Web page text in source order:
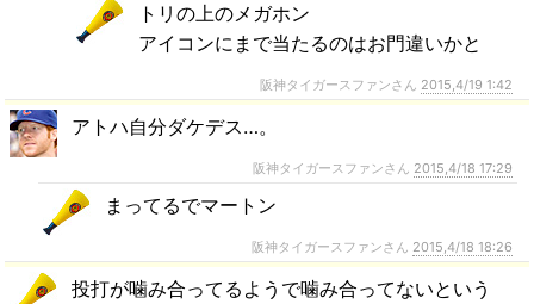
トリの上のメガホン
アイコンにまで当たるのはお門違いかと
阪神タイガースファンさん 2015,4/19 1:42
アトハ自分ダケデス…。
阪神タイガースファンさん 2015,4/18 17:29
まってるでマートン
阪神タイガースファンさん 2015,4/18 18:26
投打が噛み合ってるようで噛み合ってないという